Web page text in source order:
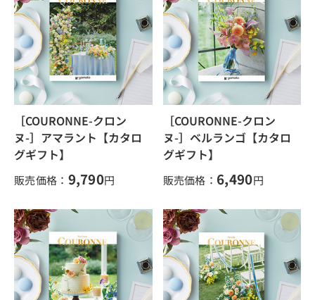
［COURONNE-クロン
ヌ-］アマラント【カタロ
グギフト】
販売価格： 9,790円
［COURONNE-クロン
ヌ-］ベルランゴ【カタロ
グギフト】
販売価格： 6,490円